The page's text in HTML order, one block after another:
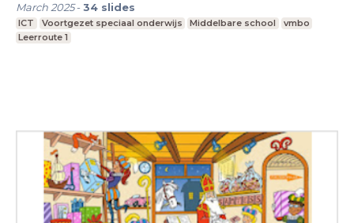
March 2025-34 slides
ICT Voortgezet speciaal onderwijs Middelbare school
vmbo
Leerroute 1